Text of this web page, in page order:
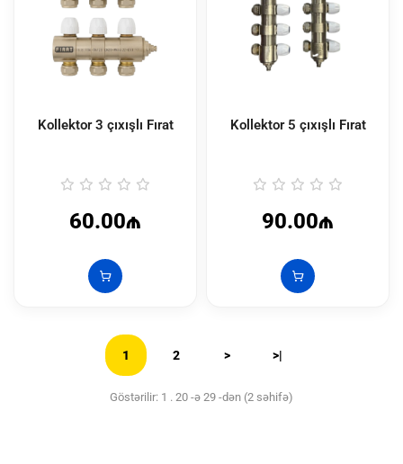
Kollektor 3 çıxışlı Fırat
60.00₼
Kollektor 5 çıxışlı Fırat
90.00₼
1 2 > >|
Göstərilir: 1 . 20 -ə 29 -dən (2 səhifə)